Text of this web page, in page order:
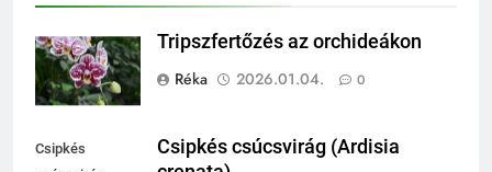
Tripszfertőzés az orchideákon
Réka
2026.01.04. 0
Csipkés
Csipkés csúcsvirág (Ardisia